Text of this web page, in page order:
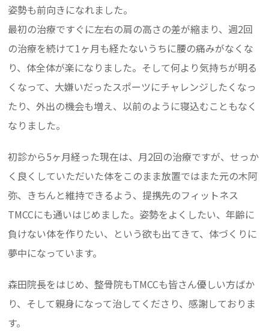
姿勢も前向きになれました。
最初の治療ですぐに左右の肩の高さの差が縮まり、週2回
の治療を続けて1ヶ月も経たないうちに腰の痛みがなくな
り、体全体が楽になりました。そして何より気持ちが明る
くなって、大嫌いだったスポーツにチャレンジしたくなっ
たり、外出の機会も増え、以前のように寝込むこともなく
なりました。
初診から5ヶ月経った現在は、月2回の治療ですが、せっか
く良くしていただいた体をこのまま放置ではまた元の木阿
弥、きちんと維持できるよう、提携先のフィットネス
TMCCにも通いはじめました。姿勢をよくしたい、年齢に
負けない体を作りたい、という欲も出てきて、体づくりに
夢中になっています。
森田院長をはじめ、整骨院もTMCCも皆さん優しい方ばか
り、そして親身になって治してくださり、感謝しておりま
す。